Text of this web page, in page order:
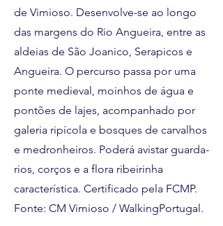
de Vimioso. Desenvolve-se ao longo
das margens do Rio Angueira, entre as
aldeias de São Joanico, Serapicos e
Angueira. O percurso passa por uma
ponte medieval, moinhos de água e
pontões de lajes, acompanhado por
galeria ripícola e bosques de carvalhos
e medronheiros. Poderá avistar guarda-
rios, corços e a flora ribeirinha
característica. Certificado pela FCMP.
Fonte: CM Vimioso / WalkingPortugal.